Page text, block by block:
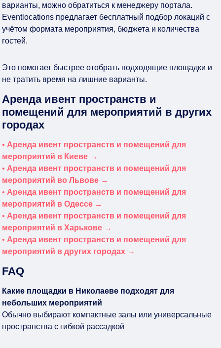
варианты, можно обратиться к менеджеру портала.
Eventlocations предлагает бесплатный подбор локаций с
учётом формата мероприятия, бюджета и количества
гостей.
Это помогает быстрее отобрать подходящие площадки и
не тратить время на лишние варианты.
Аренда ивент пространств и
помещений для мероприятий в других
городах
• Аренда ивент пространств и помещений для
мероприятий в Киеве →
• Аренда ивент пространств и помещений для
мероприятий во Львове →
• Аренда ивент пространств и помещений для
мероприятий в Одессе →
• Аренда ивент пространств и помещений для
мероприятий в Харькове →
• Аренда ивент пространств и помещений для
мероприятий в других городах →
FAQ
Какие площадки в Николаеве подходят для
небольших мероприятий
Обычно выбирают компактные залы или универсальные
пространства с гибкой рассадкой